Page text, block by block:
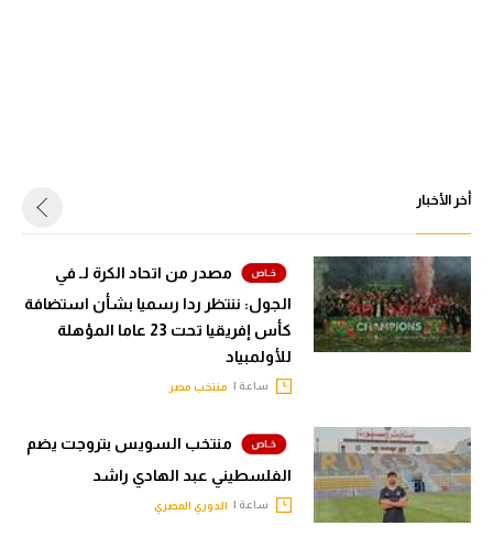
أخر الأخبار
مصدر من اتحاد الكرة لـ في
الجول: ننتظر ردا رسميا بشأن استضافة
كأس إفريقيا تحت 23 عاما المؤهلة
للأولمبياد
ساعة | منتخب مصر
منتخب السويس بتروجت يضم
الفلسطيني عبد الهادي راشد
ساعة | الدوري المصري